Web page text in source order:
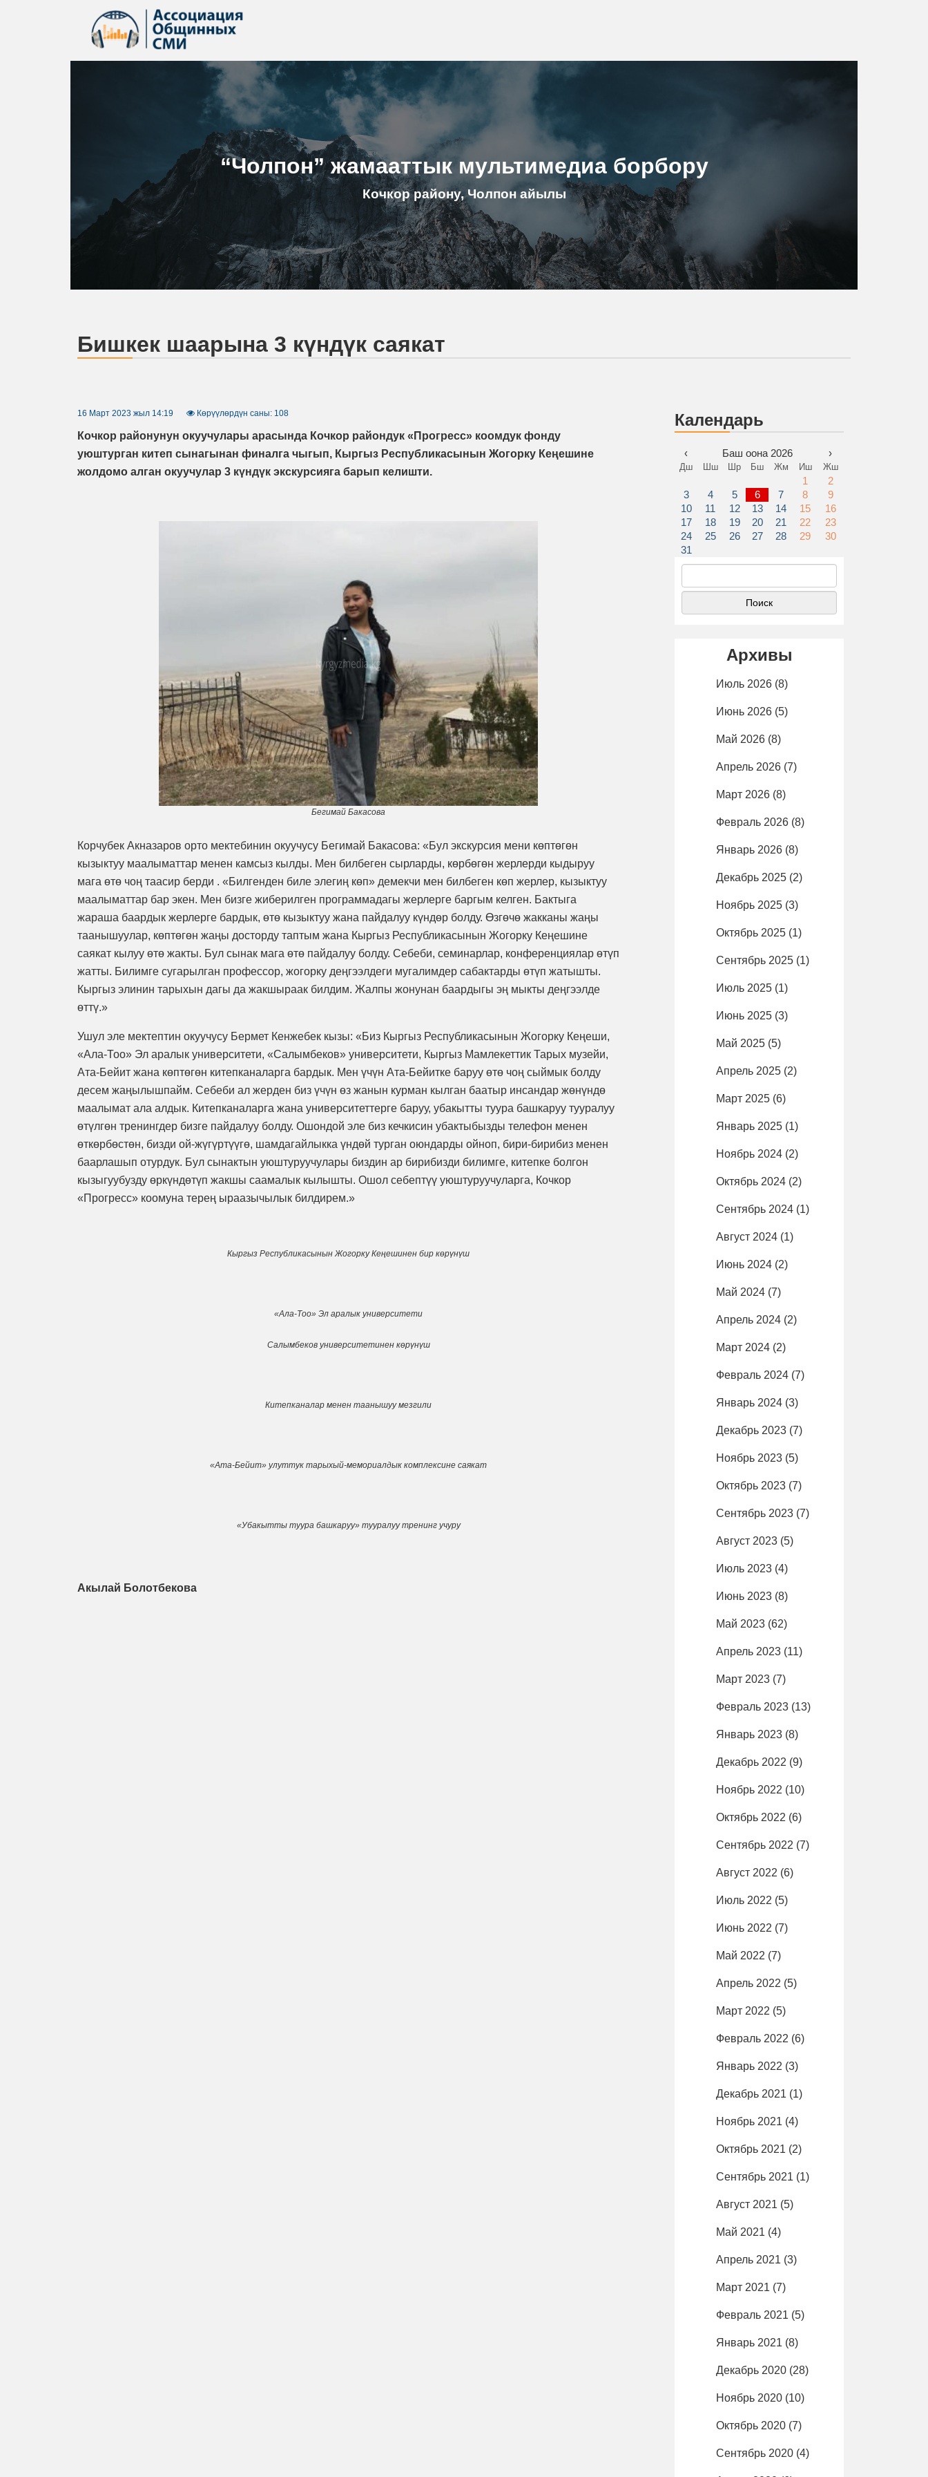
“Чолпон” жамааттык мультимедиа борбору
Кочкор району, Чолпон айылы
Бишкек шаарына 3 күндүк саякат
16 Март 2023 жыл 14:19 Көрүүлөрдүн саны: 108
Кочкор районунун окуучулары арасында Кочкор райондук «Прогресс» коомдук фонду
уюштурган китеп сынагынан финалга чыгып, Кыргыз Республикасынын Жогорку Кеңешине
жолдомо алган окуучулар 3 күндүк экскурсияга барып келишти.
Бегимай Бакасова
Корчубек Акназаров орто мектебинин окуучусу Бегимай Бакасова: «Бул экскурсия мени көптөгөн
кызыктуу маалыматтар менен камсыз кылды. Мен билбеген сырларды, көрбөгөн жерлерди кыдыруу
мага өтө чоң таасир берди . «Билгенден биле элегиң көп» демекчи мен билбеген көп жерлер, кызыктуу
маалыматтар бар экен. Мен бизге жиберилген программадагы жерлерге баргым келген. Бактыга
жараша баардык жерлерге бардык, өтө кызыктуу жана пайдалуу күндөр болду. Өзгөчө жакканы жаңы
таанышуулар, көптөгөн жаңы досторду таптым жана Кыргыз Республикасынын Жогорку Кеңешине
саякат кылуу өтө жакты. Бул сынак мага өтө пайдалуу болду. Себеби, семинарлар, конференциялар өтүп
жатты. Билимге сугарылган профессор, жогорку деңгээлдеги мугалимдер сабактарды өтүп жатышты.
Кыргыз элинин тарыхын дагы да жакшыраак билдим. Жалпы жонунан баардыгы эң мыкты деңгээлде
өттү.»
Ушул эле мектептин окуучусу Бермет Кенжебек кызы: «Биз Кыргыз Республикасынын Жогорку Кеңеши,
«Ала-Тоо» Эл аралык университети, «Салымбеков» университети, Кыргыз Мамлекеттик Тарых музейи,
Ата-Бейит жана көптөгөн китепканаларга бардык. Мен үчүн Ата-Бейитке баруу өтө чоң сыймык болду
десем жаңылышпайм. Себеби ал жерден биз үчүн өз жанын курман кылган баатыр инсандар жөнүндө
маалымат ала алдык. Китепканаларга жана университеттерге баруу, убакытты туура башкаруу тууралуу
өтүлгөн тренингдер бизге пайдалуу болду. Ошондой эле биз кечкисин убактыбызды телефон менен
өткөрбөстөн, бизди ой-жүгүртүүгө, шамдагайлыкка үндөй турган оюндарды ойноп, бири-бирибиз менен
баарлашып отурдук. Бул сынактын уюштуруучулары биздин ар бирибизди билимге, китепке болгон
кызыгуубузду өркүндөтүп жакшы саамалык кылышты. Ошол себептүү уюштуруучуларга, Кочкор
«Прогресс» коомуна терең ыраазычылык билдирем.»
Кыргыз Республикасынын Жогорку Кеңешинен бир көрүнүш
«Ала-Тоо» Эл аралык университети
Салымбеков университетинен көрүнүш
Китепканалар менен таанышуу мезгили
«Ата-Бейит» улуттук тарыхый-мемориалдык комплексине саякат
«Убакытты туура башкаруу» тууралуу тренинг учуру
Акылай Болотбекова
Календарь
‹ Баш оона 2026 ›
Дш Шш Шр Бш Жм Иш Жш
1
2
3
4 5 6 7 8
9
10
11 12 13 14 15
16
17
18 19 20 21 22
23
24
25 26 27 28 29
30
31
Найти:
Архивы
Июль 2026 (8)
Июнь 2026 (5)
Май 2026 (8)
Апрель 2026 (7)
Март 2026 (8)
Февраль 2026 (8)
Январь 2026 (8)
Декабрь 2025 (2)
Ноябрь 2025 (3)
Октябрь 2025 (1)
Сентябрь 2025 (1)
Июль 2025 (1)
Июнь 2025 (3)
Май 2025 (5)
Апрель 2025 (2)
Март 2025 (6)
Январь 2025 (1)
Ноябрь 2024 (2)
Октябрь 2024 (2)
Сентябрь 2024 (1)
Август 2024 (1)
Июнь 2024 (2)
Май 2024 (7)
Апрель 2024 (2)
Март 2024 (2)
Февраль 2024 (7)
Январь 2024 (3)
Декабрь 2023 (7)
Ноябрь 2023 (5)
Октябрь 2023 (7)
Сентябрь 2023 (7)
Август 2023 (5)
Июль 2023 (4)
Июнь 2023 (8)
Май 2023 (62)
Апрель 2023 (11)
Март 2023 (7)
Февраль 2023 (13)
Январь 2023 (8)
Декабрь 2022 (9)
Ноябрь 2022 (10)
Октябрь 2022 (6)
Сентябрь 2022 (7)
Август 2022 (6)
Июль 2022 (5)
Июнь 2022 (7)
Май 2022 (7)
Апрель 2022 (5)
Март 2022 (5)
Февраль 2022 (6)
Январь 2022 (3)
Декабрь 2021 (1)
Ноябрь 2021 (4)
Октябрь 2021 (2)
Сентябрь 2021 (1)
Август 2021 (5)
Май 2021 (4)
Апрель 2021 (3)
Март 2021 (7)
Февраль 2021 (5)
Январь 2021 (8)
Декабрь 2020 (28)
Ноябрь 2020 (10)
Октябрь 2020 (7)
Сентябрь 2020 (4)